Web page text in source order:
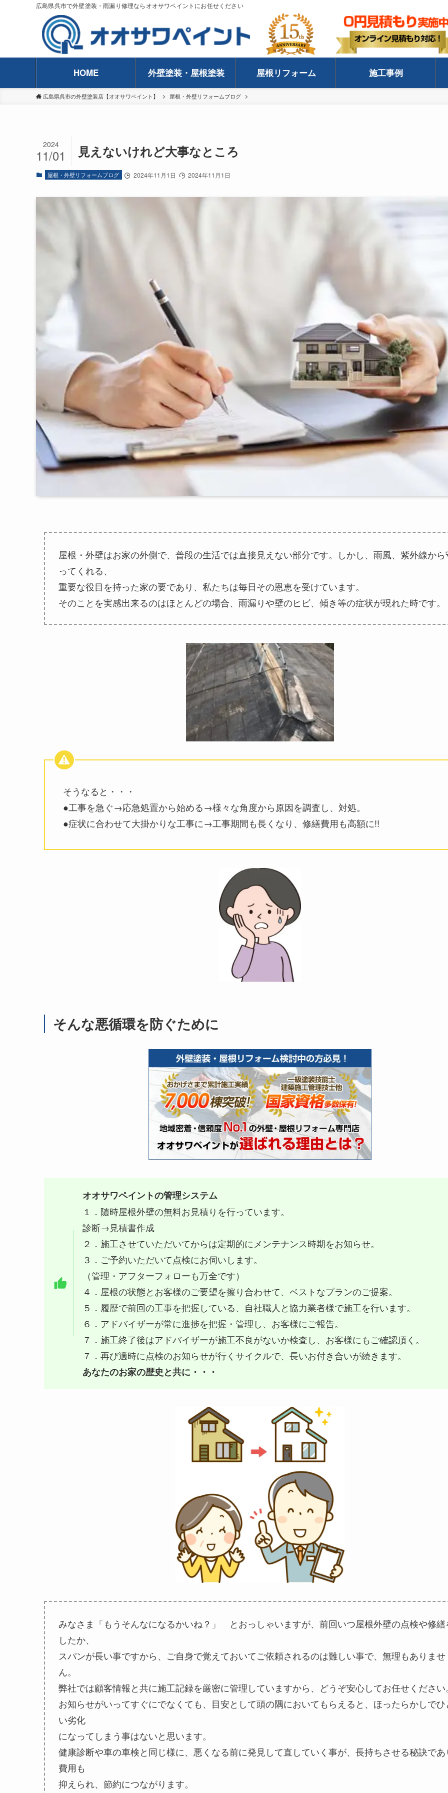
広島県呉市で外壁塗装・雨漏り修理ならオオサワペイントにお任せください
HOME 外壁塗装・屋根塗装 屋根リフォーム 施工事例
広島県呉市の外壁塗装店【オオサワペイント】 屋根・外壁リフォームブログ
見えないけれど大事なところ
2024
11/01
屋根・外壁リフォームブログ 2024年11月1日 2024年11月1日
屋根・外壁はお家の外側で、普段の生活では直接見えない部分です。しかし、雨風、紫外線から
ってくれる、
重要な役目を持った家の要であり、私たちは毎日その恩恵を受けています。
そのことを実感出来るのはほとんどの場合、雨漏りや壁のヒビ、傾き等の症状が現れた時です。
そうなると・・・
●工事を急ぐ→応急処置から始める→様々な角度から原因を調査し、対処。
●症状に合わせて大掛かりな工事に→工事期間も長くなり、修繕費用も高額に!!
そんな悪循環を防ぐために
オオサワペイントの管理システム
１．随時屋根外壁の無料お見積りを行っています。
診断→見積書作成
２．施工させていただいてからは定期的にメンテナンス時期をお知らせ。
３．ご予約いただいて点検にお伺いします。
（管理・アフターフォローも万全です）
４．屋根の状態とお客様のご要望を擦り合わせて、ベストなプランのご提案。
５．履歴で前回の工事を把握している、自社職人と協力業者様で施工を行います。
６．アドバイザーが常に進捗を把握・管理し、お客様にご報告。
７．施工終了後はアドバイザーが施工不良がないか検査し、お客様にもご確認頂く。
７．再び適時に点検のお知らせが行くサイクルで、長いお付き合いが続きます。
あなたのお家の歴史と共に・・・
みなさま「もうそんなになるかいね？」 とおっしゃいますが、前回いつ屋根外壁の点検や修繕
したか、
スパンが長い事ですから、ご自身で覚えておいてご依頼されるのは難しい事で、無理もありませ
ん。
弊社では顧客情報と共に施工記録を厳密に管理していますから、どうぞ安心してお任せください
お知らせがいってすぐにでなくても、目安として頭の隅においてもらえると、ほったらかしでひ
い劣化
になってしまう事はないと思います。
健康診断や車の車検と同じ様に、悪くなる前に発見して直していく事が、長持ちさせる秘訣であ
費用も
抑えられ、節約につながります。